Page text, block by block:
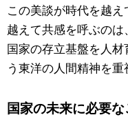
この美談が時代を越
越えて共感を呼ぶのは
国家の存立基盤を人
う東洋の人間精神を重
国家の未来に必要な